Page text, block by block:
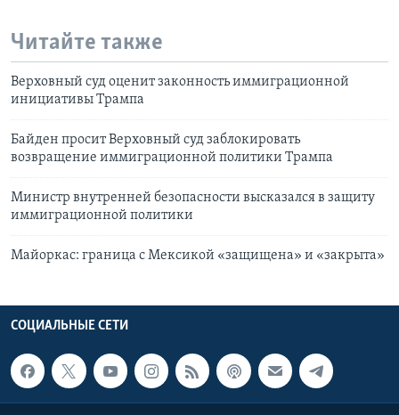
Читайте также
Верховный суд оценит законность иммиграционной
инициативы Трампа
Байден просит Верховный суд заблокировать
возвращение иммиграционной политики Трампа
Министр внутренней безопасности высказался в защиту
иммиграционной политики
Майоркас: граница с Мексикой «защищена» и «закрыта»
СОЦИАЛЬНЫЕ СЕТИ